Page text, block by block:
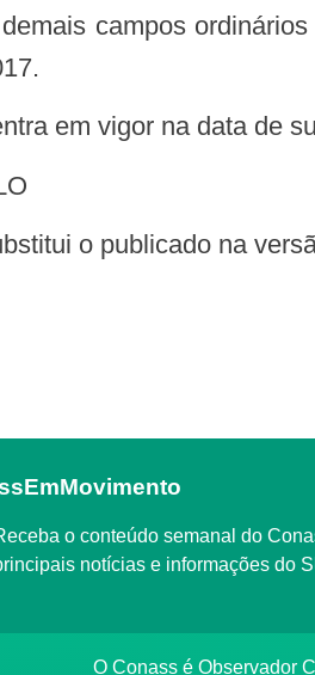
campos
em vigor na data de
o publicado na
Conass com as
notícias e informações do
O Conass é